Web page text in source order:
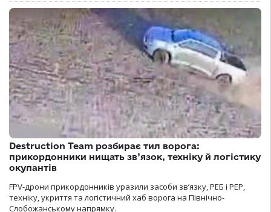
Destruction Team розбирає тил ворога:
прикордонники нищать зв’язок, техніку й логістику
окупантів
FPV-дрони прикордонників уразили засоби зв’язку, РЕБ і РЕР,
техніку, укриття та логістичний хаб ворога на Північно-
Слобожанському напрямку.